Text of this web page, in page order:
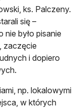
ks. Palczeny.
się –
nie było pisanie
zaczęcie
i dopiero
np. lokalowymi
w których